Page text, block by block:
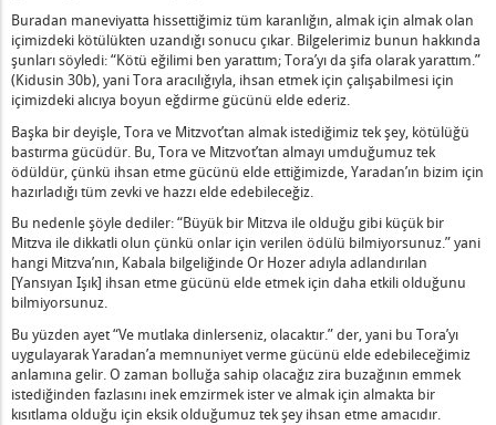
Kaldı
Gözetledi
İyilik Yapın – 1
Göredir
Amalek Nedir?
Tagin, Otiot]
Buradan maneviyatta hissettiğimiz tüm karanlığın, almak için almak olan
içimizdeki kötülükten uzandığı sonucu çıkar. Bilgelerimiz bunun hakkında
şunları söyledi: “Kötü eğilimi ben yarattım; Tora’yı da şifa olarak yarattım.”
(Kidusin 30b), yani Tora aracılığıyla, ihsan etmek için çalışabilmesi için
içimizdeki alıcıya boyun eğdirme gücünü elde ederiz.
Başka bir deyişle, Tora ve Mitzvot’tan almak istediğimiz tek şey, kötülüğü
bastırma gücüdür. Bu, Tora ve Mitzvot’tan almayı umduğumuz tek
ödüldür, çünkü ihsan etme gücünü elde ettiğimizde, Yaradan’ın bizim için
hazırladığı tüm zevki ve hazzı elde edebileceğiz.
Bu nedenle şöyle dediler: “Büyük bir Mitzva ile olduğu gibi küçük bir
Mitzva ile dikkatli olun çünkü onlar için verilen ödülü bilmiyorsunuz.” yani
hangi Mitzva’nın, Kabala bilgeliğinde Or Hozer adıyla adlandırılan
[Yansıyan Işık] ihsan etme gücünü elde etmek için daha etkili olduğunu
bilmiyorsunuz.
Bu yüzden ayet “Ve mutlaka dinlerseniz, olacaktır.” der, yani bu Tora’yı
uygulayarak Yaradan’a memnuniyet verme gücünü elde edebileceğimiz
anlamına gelir. O zaman bolluğa sahip olacağız zira buzağının emmek
istediğinden fazlasını inek emzirmek ister ve almak için almakta bir
kısıtlama olduğu için eksik olduğumuz tek şey ihsan etme amacıdır.